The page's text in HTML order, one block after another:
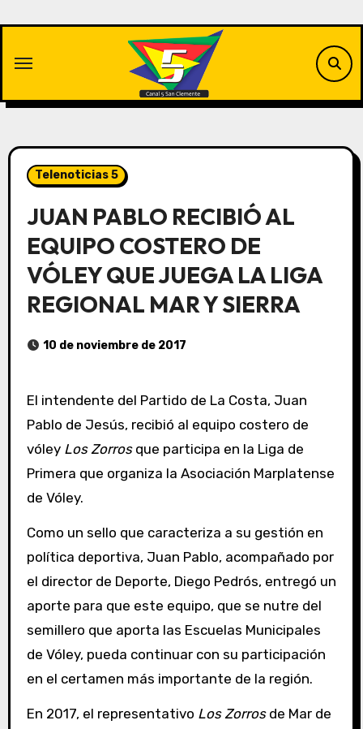
contenido
Telenoticias 5
JUAN PABLO RECIBIÓ AL
EQUIPO COSTERO DE
VÓLEY QUE JUEGA LA LIGA
REGIONAL MAR Y SIERRA
10 de noviembre de 2017
El intendente del Partido de La Costa, Juan
Pablo de Jesús, recibió al equipo costero de
vóley Los Zorrosque participa en la Liga de
Primera que organiza la Asociación Marplatense
de Vóley.
Como un sello que caracteriza a su gestión en
política deportiva, Juan Pablo, acompañado por
el director de Deporte, Diego Pedrós, entregó un
aporte para que este equipo, que se nutre del
semillero que aporta las Escuelas Municipales
de Vóley, pueda continuar con su participación
en el certamen más importante de la región.
En 2017, el representativo Los Zorrosde Mar de